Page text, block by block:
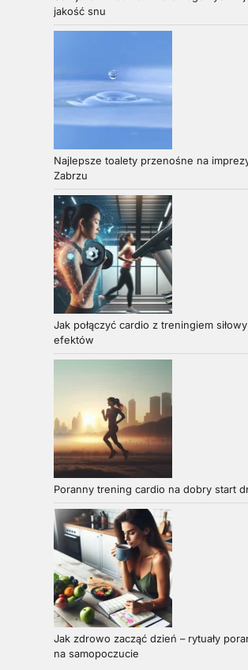
jakość snu
Najlepsze toalety przenośne na
Zabrzu
Jak połączyć cardio z treningiem
efektów
Poranny trening cardio na dobry start
Jak zdrowo zacząć dzień – rytuały
na samopoczucie